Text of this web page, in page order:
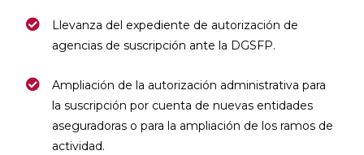
Llevanza del expediente de autorización de
agencias de suscripción ante la DGSFP.
Ampliación de la autorización administrativa para
la suscripción por cuenta de nuevas entidades
aseguradoras o para la ampliación de los ramos de
actividad.